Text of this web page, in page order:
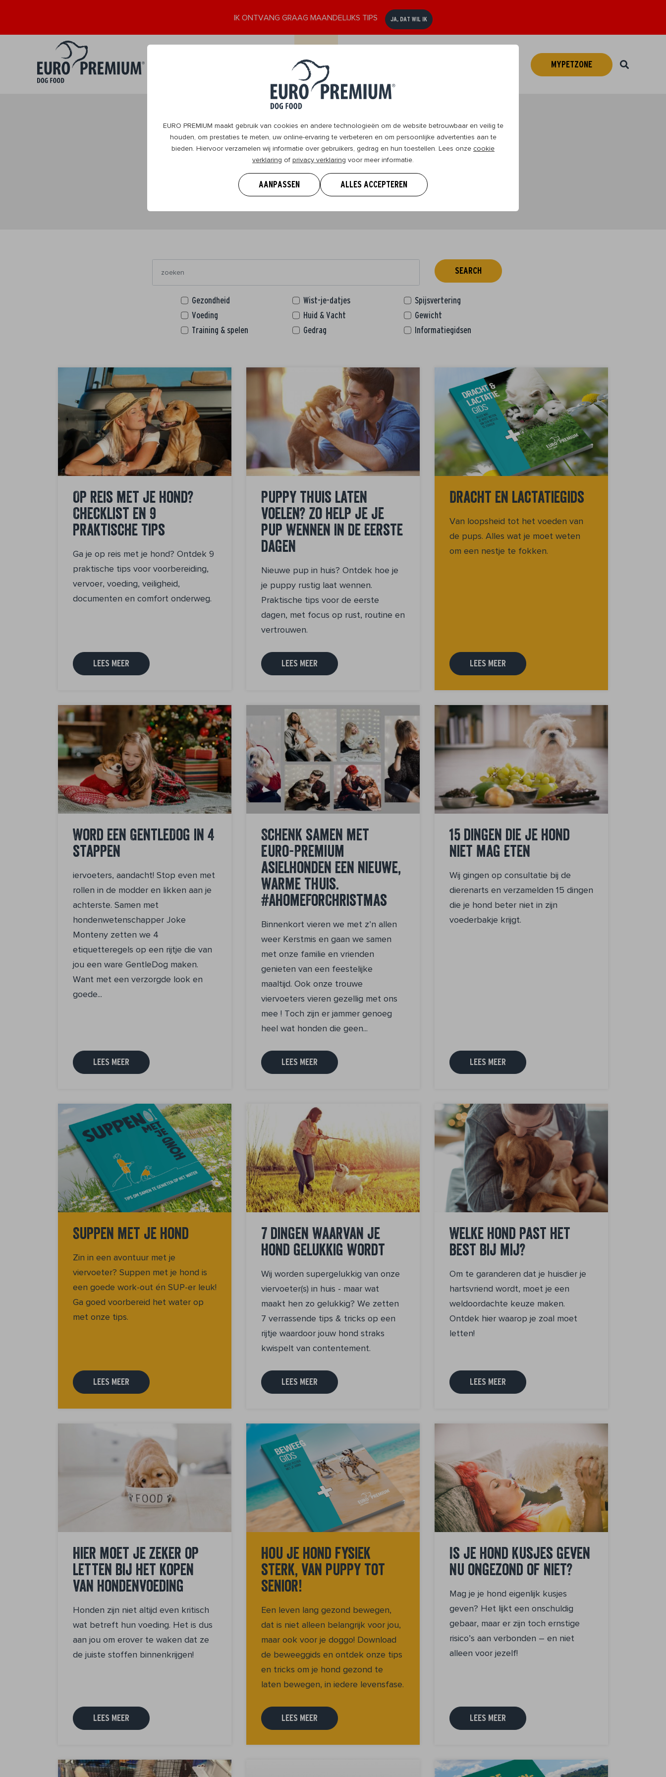
EURO PREMIUM maakt gebruik van cookies en andere technologieën om de website betrouwbaar en veilig te
houden, om prestaties te meten, uw online-ervaring te verbeteren en om persoonlijke advertenties aan te
bieden. Hiervoor verzamelen wij informatie over gebruikers, gedrag en hun toestellen. Lees onze cookie
verklaring of privacy verklaring voor meer informatie.
AANPASSEN ALLES ACCEPTEREN
IK ONTVANG GRAAG MAANDELIJKS TIPS JA, DAT WIL IK
DogBlog MYPETZONE
DogBlog
Alles wat je moet weten om je hond te geven wat hij nodig heeft en samen veel plezier te
SEARCH
Gezondheid
Voeding
Training & spelen
Wist-je-datjes
Huid & Vacht
Gedrag
Spijsvertering
Gewicht
Informatiegidsen
Op reis met je hond?
Checklist en 9
praktische tips
Ga je op reis met je hond? Ontdek 9
praktische tips voor voorbereiding,
vervoer, voeding, veiligheid,
documenten en comfort onderweg.
LEES MEER
Puppy thuis laten
voelen? Zo help je je
pup wennen in de eerste
dagen
Nieuwe pup in huis? Ontdek hoe je
je puppy rustig laat wennen.
Praktische tips voor de eerste
dagen, met focus op rust, routine en
vertrouwen.
LEES MEER
Dracht en lactatiegids
Van loopsheid tot het voeden van
de pups. Alles wat je moet weten
om een nestje te fokken.
LEES MEER
Word een GentleDog in 4
stappen
iervoeters, aandacht! Stop even met
rollen in de modder en likken aan je
achterste. Samen met
hondenwetenschapper Joke
Monteny zetten we 4
etiquetteregels op een rijtje die van
jou een ware GentleDog maken.
Want met een verzorgde look en
goede...
LEES MEER
Schenk samen met
Euro-Premium
asielhonden een nieuwe,
warme thuis.
#AHomeForChristmas
Binnenkort vieren we met z’n allen
weer Kerstmis en gaan we samen
met onze familie en vrienden
genieten van een feestelijke
maaltijd. Ook onze trouwe
viervoeters vieren gezellig met ons
mee ! Toch zijn er jammer genoeg
heel wat honden die geen...
LEES MEER
15 dingen die je hond
niet mag eten
Wij gingen op consultatie bij de
dierenarts en verzamelden 15 dingen
die je hond beter niet in zijn
voederbakje krijgt.
LEES MEER
Suppen met je hond
Zin in een avontuur met je
viervoeter? Suppen met je hond is
een goede work-out én SUP-er leuk!
Ga goed voorbereid het water op
met onze tips.
LEES MEER
7 dingen waarvan je
hond gelukkig wordt
Wij worden supergelukkig van onze
viervoeter(s) in huis - maar wat
maakt hen zo gelukkig? We zetten
7 verrassende tips & tricks op een
rijtje waardoor jouw hond straks
kwispelt van contentement.
LEES MEER
Welke hond past het
best bij mij?
Om te garanderen dat je huisdier je
hartsvriend wordt, moet je een
weldoordachte keuze maken.
Ontdek hier waarop je zoal moet
letten!
LEES MEER
Hier moet je zeker op
letten bij het kopen
van hondenvoeding
Honden zijn niet altijd even kritisch
wat betreft hun voeding. Het is dus
aan jou om erover te waken dat ze
de juiste stoffen binnenkrijgen!
LEES MEER
Hou je hond fysiek
sterk, van puppy tot
senior!
Een leven lang gezond bewegen,
dat is niet alleen belangrijk voor jou,
maar ook voor je doggo! Download
de beweeggids en ontdek onze tips
en tricks om je hond gezond te
laten bewegen, in iedere levensfase.
LEES MEER
Is je hond kusjes geven
nu ongezond of niet?
Mag je je hond eigenlijk kusjes
geven? Het lijkt een onschuldig
gebaar, maar er zijn toch ernstige
risico’s aan verbonden – en niet
alleen voor jezelf!
LEES MEER